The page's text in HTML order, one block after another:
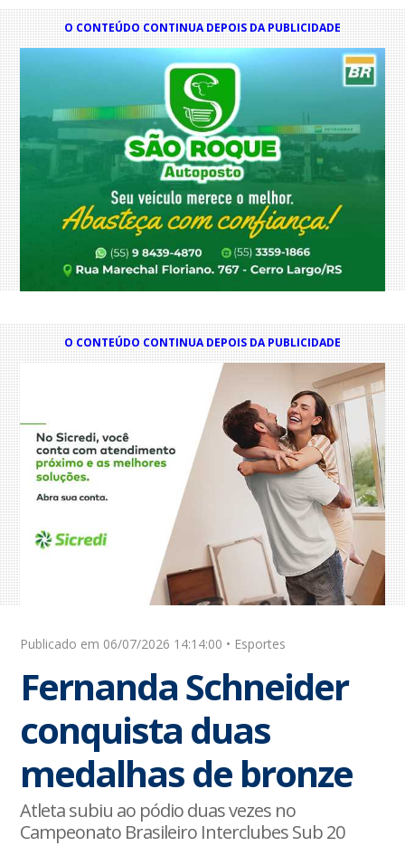
O CONTEÚDO CONTINUA DEPOIS DA PUBLICIDADE
O CONTEÚDO CONTINUA DEPOIS DA PUBLICIDADE
Publicado em 06/07/2026 14:14:00 • Esportes
Fernanda Schneider
conquista duas
medalhas de bronze
Atleta subiu ao pódio duas vezes no
Campeonato Brasileiro Interclubes Sub 20